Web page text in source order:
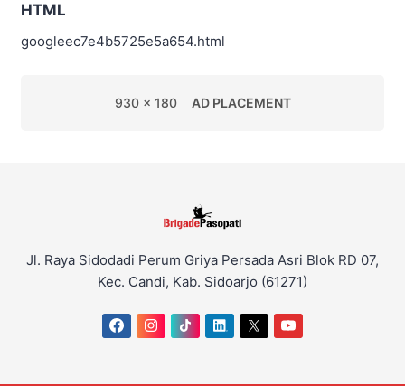
HTML
googleec7e4b5725e5a654.html
930 x 180 AD PLACEMENT
Jl. Raya Sidodadi Perum Griya Persada Asri Blok RD 07,
Kec. Candi, Kab. Sidoarjo (61271)